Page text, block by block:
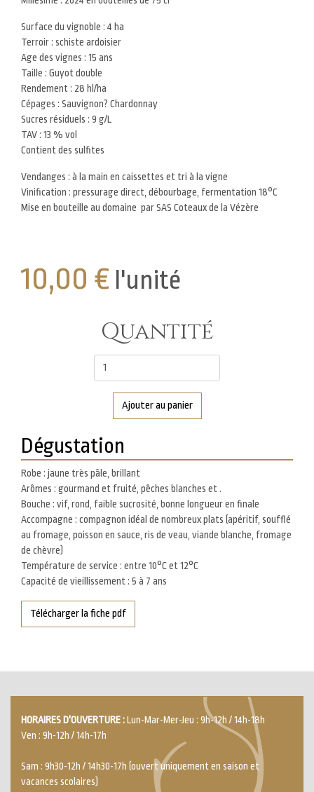
Surface du vignoble : 4 ha
Terroir : schiste ardoisier
Age des vignes : 15 ans
Taille : Guyot double
Rendement : 28 hl/ha
Cépages : Sauvignon? Chardonnay
Sucres résiduels : 9 g/L
TAV : 13 % vol
Contient des sulfites
Vendanges : à la main en caissettes et tri à la vigne
Vinification : pressurage direct, débourbage, fermentation 18°C
Mise en bouteille au domaine par SAS Coteaux de la Vézère
10,00 € l'unité
Quantité
Ajouter au panier
Dégustation
Dégustation
Robe : jaune très pâle, brillant
Arômes : gourmand et fruité, pêches blanches et .
Bouche : vif, rond, faible sucrosité, bonne longueur en finale
Accompagne : compagnon idéal de nombreux plats (apéritif, soufflé
au fromage, poisson en sauce, ris de veau, viande blanche, fromage
de chèvre)
Température de service : entre 10°C et 12°C
Capacité de vieillissement : 5 à 7 ans
Télécharger la fiche pdf
HORAIRES D'OUVERTURE :Lun-Mar-Mer-Jeu : 9h-12h / 14h-18h
Ven : 9h-12h / 14h-17h
Sam : 9h30-12h / 14h30-17h (ouvert uniquement en saison et
vacances scolaires)